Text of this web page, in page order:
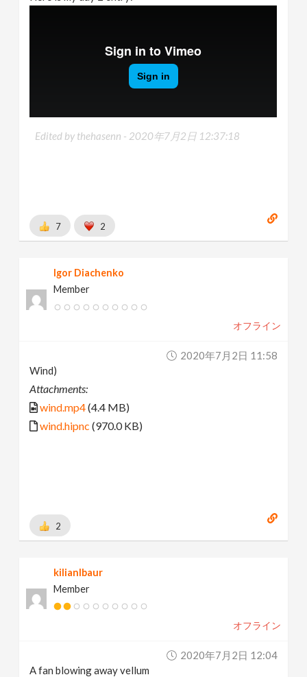
Edited by thehasenn - 2020年7月2日 12:37:18
7 2
Igor Diachenko
Member
オフライン
2020年7月2日 11:58
Wind)
Attachments:
wind.mp4(4.4 MB)
wind.hipnc (970.0 KB)
2
kilianlbaur
Member
オフライン
2020年7月2日 12:04
A fan blowing away vellum